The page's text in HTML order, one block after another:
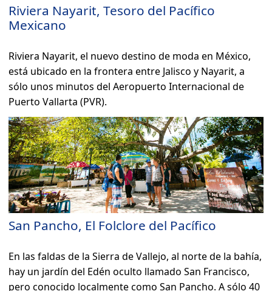
Riviera Nayarit, Tesoro del Pacífico
Mexicano
Riviera Nayarit, el nuevo destino de moda en México,
está ubicado en la frontera entre Jalisco y Nayarit, a
sólo unos minutos del Aeropuerto Internacional de
Puerto Vallarta (PVR).
San Pancho, El Folclore del Pacífico
En las faldas de la Sierra de Vallejo, al norte de la bahía,
hay un jardín del Edén oculto llamado San Francisco,
pero conocido localmente como San Pancho. A sólo 40